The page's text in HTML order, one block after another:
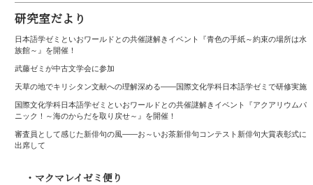
研究室だより
日本語学ゼミといおワールドとの共催謎解きイベント『青色の手紙～約束の場所は水
族館～』を開催！
武藤ゼミが中古文学会に参加
天草の地でキリシタン文献への理解深める――国際文化学科日本語学ゼミで研修実施
国際文化学科日本語学ゼミといおワールドとの共催謎解きイベント『アクアリウムパ
ニック！～海のからだを取り戻せ～』を開催！
審査員として感じた新俳句の風――お～いお茶新俳句コンテスト新俳句大賞表彰式に
出席して
・マクマレイゼミ便り